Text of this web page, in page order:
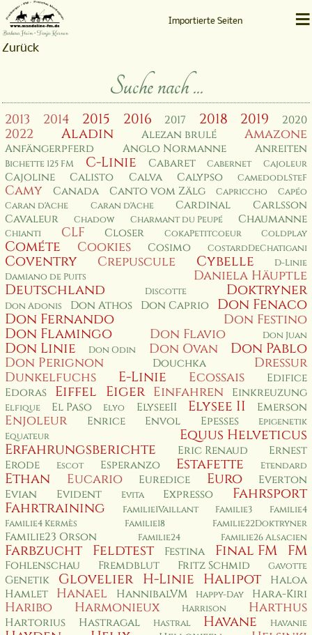
Barbara Heim • Tanja Kernen
Importierte Seiten ≡
Zurück
Suche nach ...
2013 2014 2015 2016 2017 2018 2019 2020
2022 Aladin Alezan brulé Amazone
Anfängerpferd Anglo Normanne Anreiten
Bichette 125 FM C-Linie Cabaret Cabernet Cajoleur
Cajoline Calisto Calva Calypso CamedodlSteF
Camy Canada Canto vom Zälg Capriccho
Capéo
Caran d'Ache
Caran d'Ache Cardinal
Carlsson
Cavaleur
Chadow Charmant du Peupé Chaumanne
Chianti CLF Closer CokaPetitcoeur Coldplay
Cométe Cookies Cosimo CostardDeChatigani
Coventry Crepuscule Cybelle
D-Linie
Damiano de Puits
Daniela Häuptle
Deutschland Discotte Doktryner
Don Adonis Don Athos Don Caprio
Don Fenaco
Don Fernando
Don Festino
Don Flamingo Don Flavio Don Juan
Don Linie Don Odin Don Ovan Don Pablo
Don Perignon Douchka
Dressur
Dunkelfuchs
E-Linie Ecossais
Edifice
Edoras
Eiffel Eiger Einfahren Einkreuzung
Elfique El Paso Elyo ElyseeII Elysee II Emerson
Enjoleur Enrice Envol Epesses
Epigenetik
Equateur
Equus Helveticus
Erfahrungsberichte
Eric Renaud
Ernest
Erode
Escot Esperanzo Estafette Etendard
Ethan Eucario Euredice Euro
Everton
Evian
Evident Evita Expresso
Fahrsport
Fahrtraining
Familie1Vaillant Familie3
Familie4
Familie4 Kermès
Familie18 Familie22Doktryner
Familie23 Orson Familie24 Familie26 Alsacien
Farbzucht Feldtest Festina Final FM FM
Fohlenschau Fremdblut Fritz Schmid Gavotte
Genetik Glovelier H-Linie Halipot
Haloa
Hamlet
Hanael HannibalVM Happy-Day Hara-Kiri
Haribo Harmonieux Harrison Harthus
Hartorius Hastragal Hastral Havane Havanie